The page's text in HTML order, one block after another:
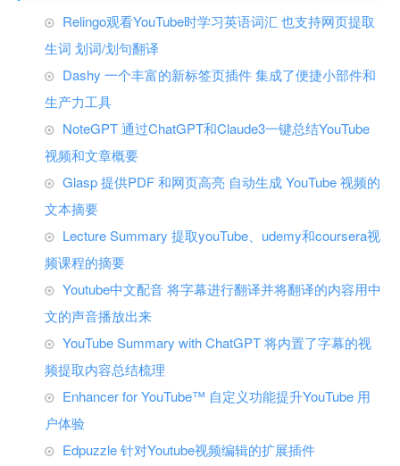
Relingo观看YouTube时学习英语词汇 也支持网页提取
生词 划词/划句翻译
Dashy 一个丰富的新标签页插件 集成了便捷小部件和
生产力工具
NoteGPT 通过ChatGPT和Claude3一键总结YouTube
视频和文章概要
Glasp 提供PDF 和网页高亮 自动生成 YouTube 视频的
文本摘要
Lecture Summary 提取youTube、udemy和coursera视
频课程的摘要
Youtube中文配音 将字幕进行翻译并将翻译的内容用中
文的声音播放出来
YouTube Summary with ChatGPT 将内置了字幕的视
频提取内容总结梳理
Enhancer for YouTube™ 自定义功能提升YouTube 用
户体验
Edpuzzle 针对Youtube视频编辑的扩展插件